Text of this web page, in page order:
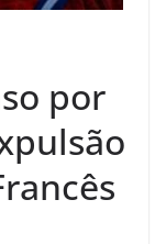
por